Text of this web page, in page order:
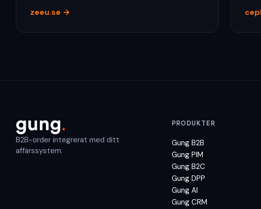
zeeu.se →
B2B-order integrerat med ditt
affärssystem.
PRODUKTER
Gung B2B
Gung PIM
Gung B2C
Gung DPP
Gung AI
Gung CRM